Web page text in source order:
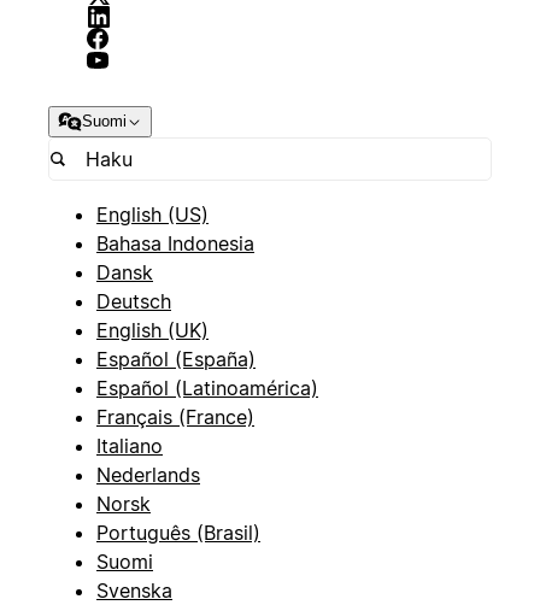
Suomi
English (US)
Bahasa Indonesia
Dansk
Deutsch
English (UK)
Español (España)
Español (Latinoamérica)
Français (France)
Italiano
Nederlands
Norsk
Português (Brasil)
Suomi
Svenska